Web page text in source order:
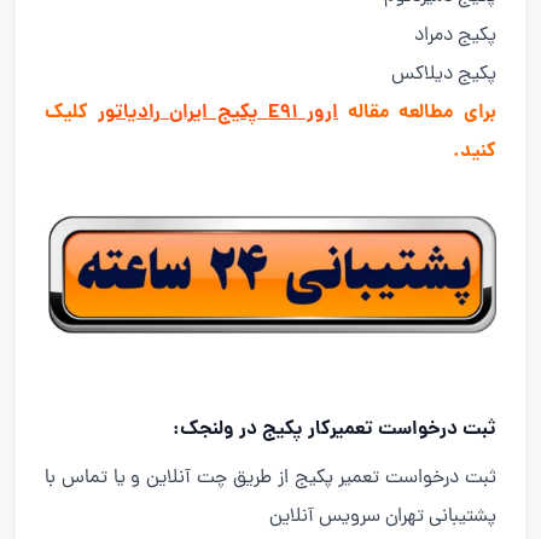
پکیج دمراد
پکیج دیلاکس
برای مطالعه مقالهارور E91 پکیج ایران رادیاتور
کلیک
کنید.
ثبت درخواست تعمیرکار پکیج در ولنجک:
ثبت درخواست تعمیر پکیج از طریق چت آنلاین و یا تماس با
پشتیبانی تهران سرویس آنلاین